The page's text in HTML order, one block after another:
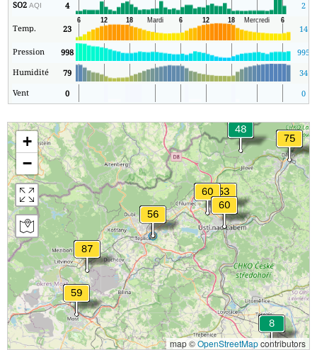
SO2AQI 4 2
Temp. 23 14
Pression 998 995
Humidité
79
34
Vent
0 0
+
−
map ©OpenStreetMapcontributors